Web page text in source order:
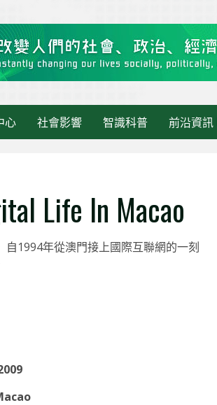
心 社會影響 智識科普 前沿資訊
Life In Macao
1994年從澳門接上國際互聯網的一刻